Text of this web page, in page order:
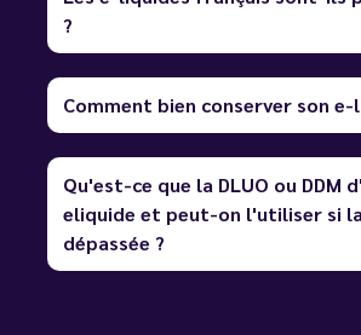
?
Comment bien conserver son e-
Qu'est-ce que la DLUO ou DDM
eliquide et peut-on l'utiliser si
dépassée ?